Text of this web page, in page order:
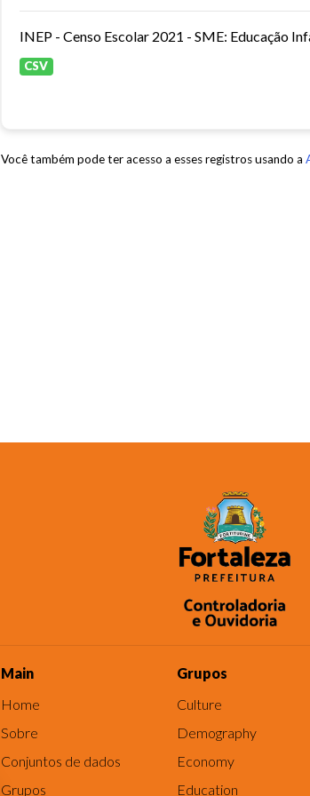
INEP - Censo Escolar 2021 - SME: Educação
CSV
Você também pode ter acesso a esses registros usando a
Main
Home
Sobre
Conjuntos de dados
Grupos
Grupos
Culture
Demography
Economy
Education